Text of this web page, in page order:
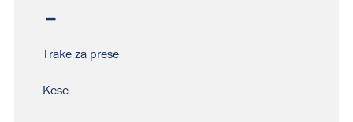
Trake za prese
Kese